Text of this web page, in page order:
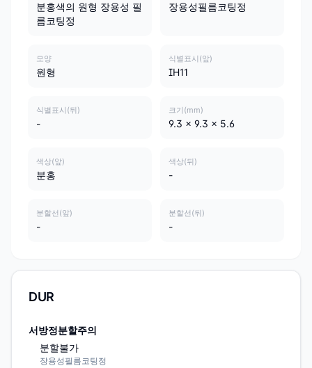
분홍색의 원형 장용성 필
름코팅정
장용성필름코팅정
모양
원형
식별표시(앞)
IH11
식별표시(뒤)
-
크기(mm)
9.3 x 9.3 x 5.6
색상(앞)
분홍
색상(뒤)
-
분할선(앞)
-
분할선(뒤)
-
DUR
서방정분할주의
분할불가
장용성필름코팅정